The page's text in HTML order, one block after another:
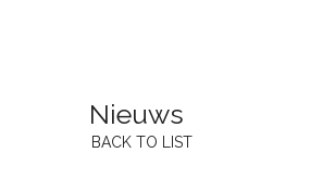
Nieuws
BACK TO LIST